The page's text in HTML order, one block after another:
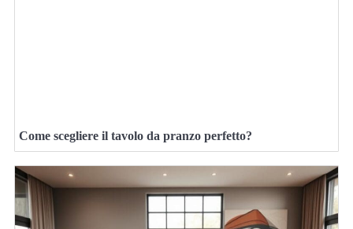
Come scegliere il tavolo da pranzo perfetto?